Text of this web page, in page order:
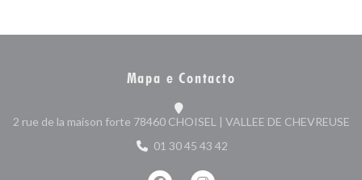
Mapa e Contacto
2 rue de la maison forte 78460 CHOISEL | VALLEE DE CHEVREUSE
01 30 45 43 42